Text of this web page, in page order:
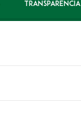
TRANSPARÊNCIA